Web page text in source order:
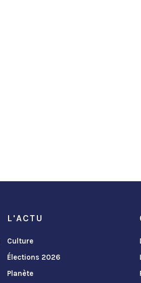
L'ACTU
Culture
Élections 2026
Planète